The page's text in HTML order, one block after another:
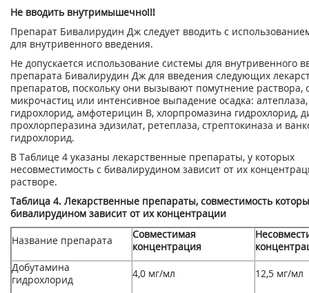
Не вводить внутримышечно!!!
Препарат Бивалирудин Дж следует вводить с
для внутривенного введения.
Не допускается использование системы для внутривенного
препарата Бивалирудин Дж для введения следующих
препаратов, поскольку они вызывают помутнение раствора,
микрочастиц или интенсивное выпадение осадка:
гидрохлорид, амфотерицин В, хлорпромазина гидрохлорид,
прохлорперазина эдизилат, ретеплаза, стрептокиназа и
гидрохлорид.
В Таблице 4 указаны лекарственные препараты, у которых
несовместимость с бивалирудином зависит от их
растворе.
Таблица 4. Лекарственные препараты, совместимость
бивалирудином зависит от их концентрации
Название препарата
Совместимая
концентрация
Добутамина
гидрохлорид
4,0 мг/мл 12,5 мг/мл